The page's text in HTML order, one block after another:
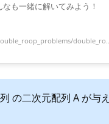
も一緒に解いてみよう！
double_ro...
の二次元配列 A が